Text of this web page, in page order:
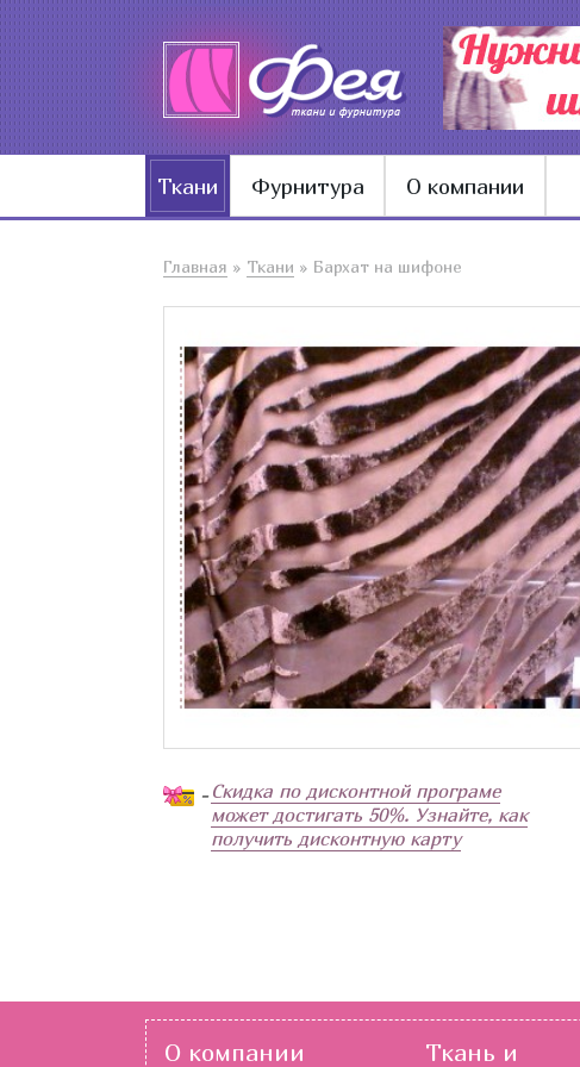
Ткани Фурнитура О компании
Главная » Ткани » Бархат на шифоне
- Скидка по дисконтной програме
может достигать 50%. Узнайте, как
получить дисконтную карту
О компании
Ткань и